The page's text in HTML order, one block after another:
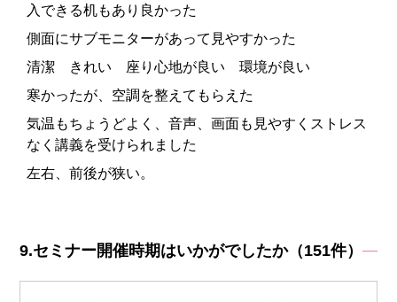
入できる机もあり良かった
側面にサブモニターがあって見やすかった
清潔 きれい 座り心地が良い 環境が良い
寒かったが、空調を整えてもらえた
気温もちょうどよく、音声、画面も見やすくストレス
なく講義を受けられました
左右、前後が狭い。
9.セミナー開催時期はいかがでしたか（151件）